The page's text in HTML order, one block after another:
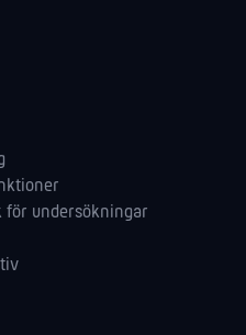
för undersökningar